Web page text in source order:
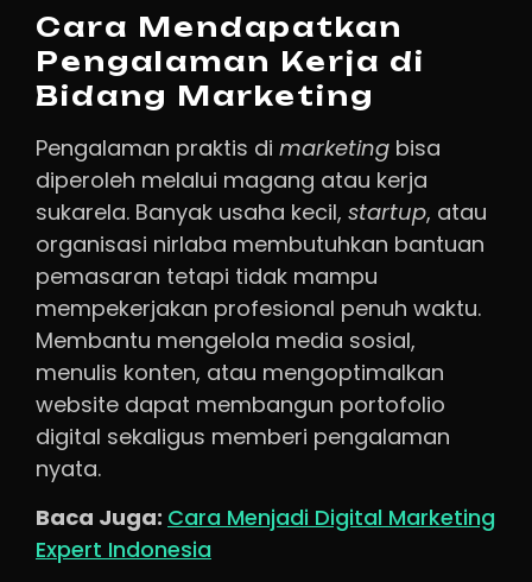
Cara Mendapatkan
Pengalaman Kerja di
Bidang Marketing
Pengalaman praktis di marketing bisa
diperoleh melalui magang atau kerja
sukarela. Banyak usaha kecil, startup, atau
organisasi nirlaba membutuhkan bantuan
pemasaran tetapi tidak mampu
mempekerjakan profesional penuh waktu.
Membantu mengelola media sosial,
menulis konten, atau mengoptimalkan
website dapat membangun portofolio
digital sekaligus memberi pengalaman
nyata.
Baca Juga: Cara Menjadi Digital Marketing
Expert Indonesia